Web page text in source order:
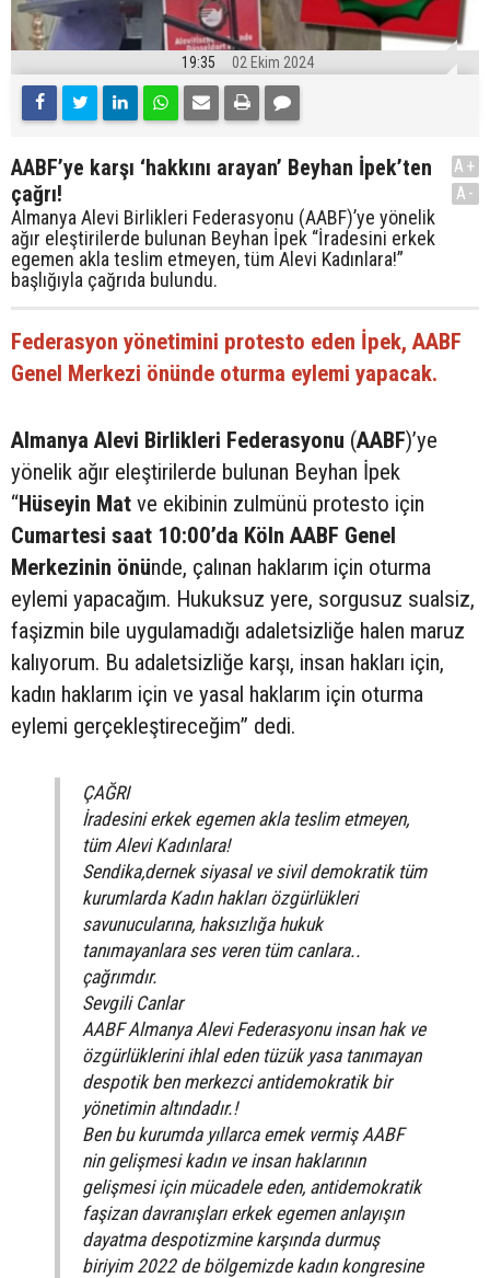
19:35 02 Ekim 2024
AABF’ye karşı ‘hakkını arayan’ Beyhan İpek’ten
çağrı!
Almanya Alevi Birlikleri Federasyonu (AABF)’ye yönelik
ağır eleştirilerde bulunan Beyhan İpek “İradesini erkek
egemen akla teslim etmeyen, tüm Alevi Kadınlara!”
başlığıyla çağrıda bulundu.
A+
A-
Federasyon yönetimini protesto eden İpek, AABF
Genel Merkezi önünde oturma eylemi yapacak.
Almanya Alevi Birlikleri Federasyonu (AABF)’ye
yönelik ağır eleştirilerde bulunan Beyhan İpek
“Hüseyin Mat ve ekibinin zulmünü protesto için
Cumartesi saat 10:00’da Köln AABF Genel
Merkezinin önünde, çalınan haklarım için oturma
eylemi yapacağım. Hukuksuz yere, sorgusuz sualsiz,
faşizmin bile uygulamadığı adaletsizliğe halen maruz
kalıyorum. Bu adaletsizliğe karşı, insan hakları için,
kadın haklarım için ve yasal haklarım için oturma
eylemi gerçekleştireceğim” dedi.
ÇAĞRI
İradesini erkek egemen akla teslim etmeyen,
tüm Alevi Kadınlara!
Sendika,dernek siyasal ve sivil demokratik tüm
kurumlarda Kadın hakları özgürlükleri
savunucularına, haksızlığa hukuk
tanımayanlara ses veren tüm canlara..
çağrımdır.
Sevgili Canlar
AABF Almanya Alevi Federasyonu insan hak ve
özgürlüklerini ihlal eden tüzük yasa tanımayan
despotik ben merkezci antidemokratik bir
yönetimin altındadır.!
Ben bu kurumda yıllarca emek vermiş AABF
nin gelişmesi kadın ve insan haklarının
gelişmesi için mücadele eden, antidemokratik
faşizan davranışları erkek egemen anlayışın
dayatma despotizmine karşında durmuş
biriyim 2022 de bölgemizde kadın kongresine